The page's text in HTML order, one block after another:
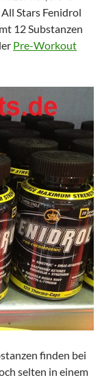
Stars Fenidrol
12 Substanzen
Pre-Workout
finden bei
selten in einem